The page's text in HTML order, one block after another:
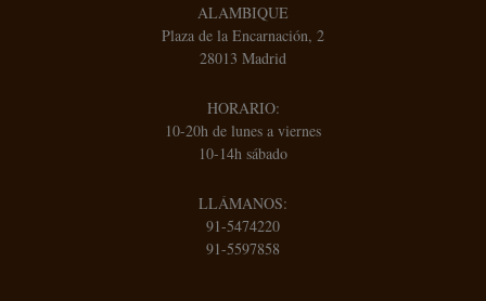
ALAMBIQUE
Plaza de la Encarnación, 2
28013 Madrid
HORARIO:
10-20h de lunes a viernes
10-14h sábado
LLÁMANOS:
91-5474220
91-5597858